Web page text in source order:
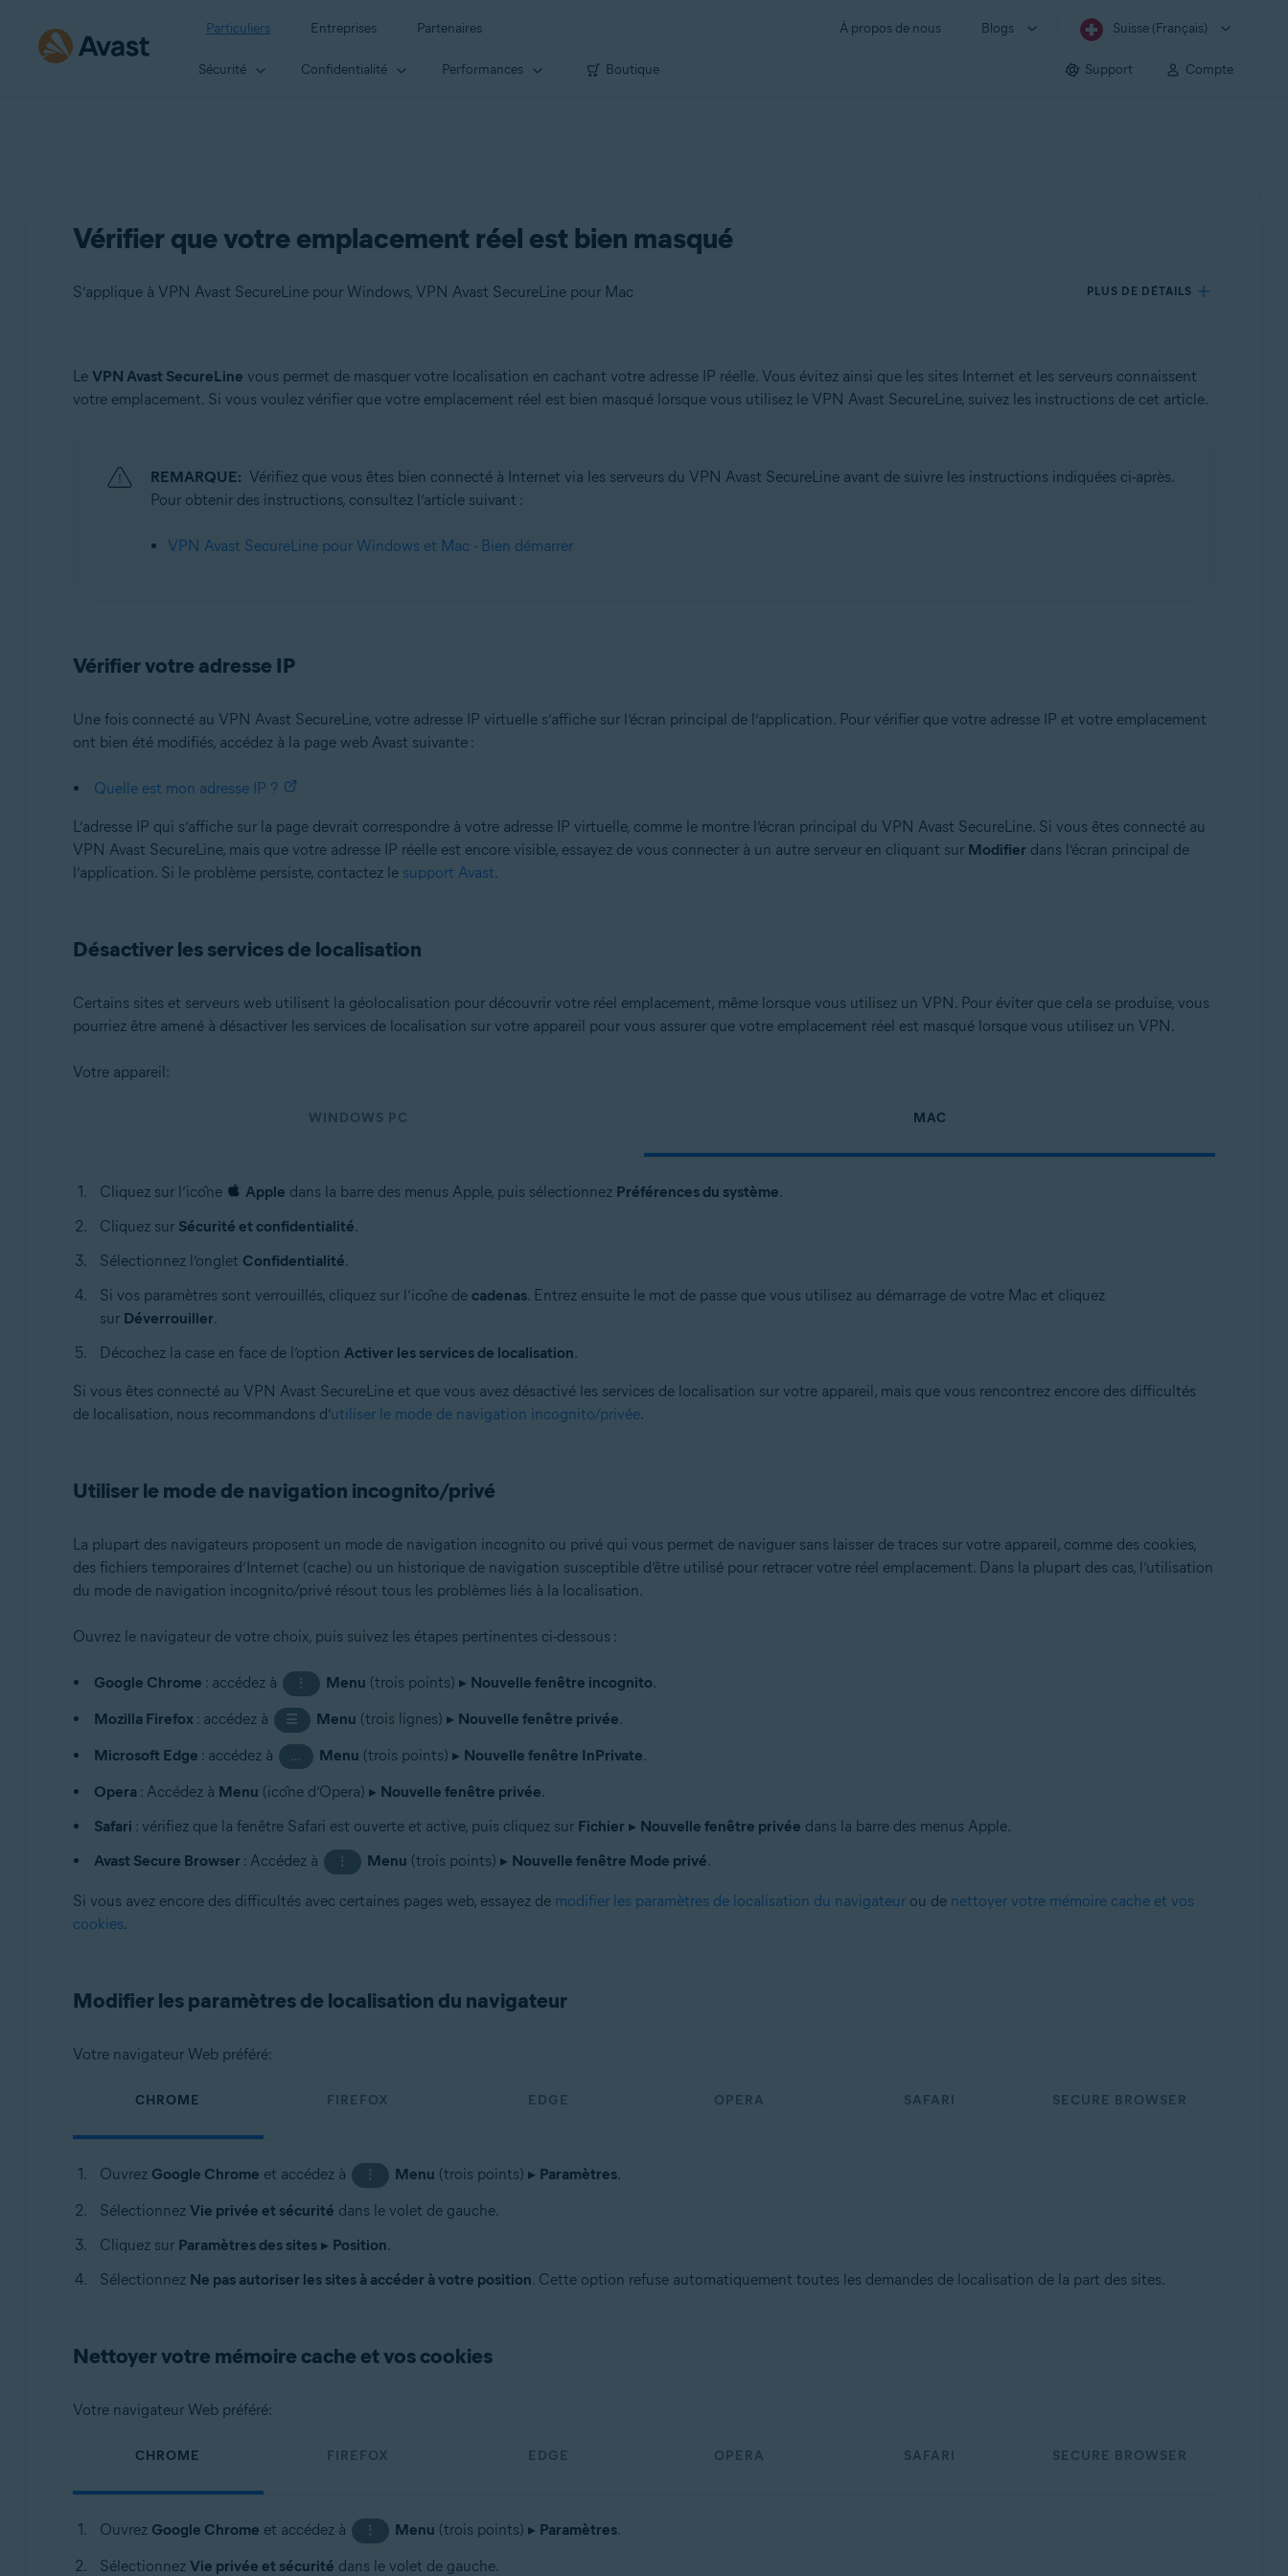
Particuliers Entreprises Partenaires À propos de nous Blogs Suisse (Français)
Sécurité Confidentialité Performances Boutique Support Compte
Vérifier que votre emplacement réel est bien masqué
S’applique à VPN Avast SecureLine pour Windows, VPN Avast SecureLine pour Mac PLUS DE DÉTAILS
Produits:
VPN Avast SecureLine 5.x pour Windows
Systèmes d'exploitation:
Microsoft Windows 11 Famille/Pro/Entreprise/Éducation
Microsoft Windows 8.1/Professionnel/Entreprise (32/64 bits)
Apple macOS 11.x (Big Sur)
Apple macOS 10.13.x (High Sierra)
Apple macOS 10.12.x (Sierra)
Le VPN Avast SecureLine vous permet de masquer votre localisation en cachant votre adresse IP réelle. Vous évitez ainsi que les sites Internet et les serveurs connaissent
votre emplacement. Si vous voulez vérifier que votre emplacement réel est bien masqué lorsque vous utilisez le VPN Avast SecureLine, suivez les instructions de cet article.
REMARQUE: Vérifiez que vous êtes bien connecté à Internet via les serveurs du VPN Avast SecureLine avant de suivre les instructions indiquées ci-après.
Pour obtenir des instructions, consultez l’article suivant :
VPN Avast SecureLine pour Windows et Mac - Bien démarrer
Vérifier votre adresse IP
Une fois connecté au VPN Avast SecureLine, votre adresse IP virtuelle s’affiche sur l’écran principal de l’application. Pour vérifier que votre adresse IP et votre emplacement
ont bien été modifiés, accédez à la page web Avast suivante :
Quelle est mon adresse IP ?
L’adresse IP qui s’affiche sur la page devrait correspondre à votre adresse IP virtuelle, comme le montre l’écran principal du VPN Avast SecureLine. Si vous êtes connecté au
VPN Avast SecureLine, mais que votre adresse IP réelle est encore visible, essayez de vous connecter à un autre serveur en cliquant sur Modifier dans l’écran principal de
l’application. Si le problème persiste, contactez le support Avast.
Désactiver les services de localisation
Certains sites et serveurs web utilisent la géolocalisation pour découvrir votre réel emplacement, même lorsque vous utilisez un VPN. Pour éviter que cela se produise, vous
pourriez être amené à désactiver les services de localisation sur votre appareil pour vous assurer que votre emplacement réel est masqué lorsque vous utilisez un VPN.
Votre appareil:
WINDOWS PC MAC
Cliquez sur l’icône Apple dans la barre des menus Apple, puis sélectionnez Préférences du système.
Cliquez sur Sécurité et confidentialité.
Sélectionnez l’onglet Confidentialité.
Si vos paramètres sont verrouillés, cliquez sur l’icône de cadenas. Entrez ensuite le mot de passe que vous utilisez au démarrage de votre Mac et cliquez
sur Déverrouiller.
Décochez la case en face de l’option Activer les services de localisation.
Si vous êtes connecté au VPN Avast SecureLine et que vous avez désactivé les services de localisation sur votre appareil, mais que vous rencontrez encore des difficultés
de localisation, nous recommandons d’utiliser le mode de navigation incognito/privée.
Utiliser le mode de navigation incognito/privé
La plupart des navigateurs proposent un mode de navigation incognito ou privé qui vous permet de naviguer sans laisser de traces sur votre appareil, comme des cookies,
des fichiers temporaires d’Internet (cache) ou un historique de navigation susceptible d’être utilisé pour retracer votre réel emplacement. Dans la plupart des cas, l’utilisation
du mode de navigation incognito/privé résout tous les problèmes liés à la localisation.
Ouvrez le navigateur de votre choix, puis suivez les étapes pertinentes ci-dessous :
Google Chrome : accédez à ⋮ Menu (trois points) ▸ Nouvelle fenêtre incognito.
Mozilla Firefox: accédez à ☰ Menu (trois lignes) ▸ Nouvelle fenêtre privée.
Microsoft Edge : accédez à … Menu (trois points) ▸ Nouvelle fenêtre InPrivate.
Opera: Accédez à Menu (icône d’Opera) ▸ Nouvelle fenêtre privée.
Safari : vérifiez que la fenêtre Safari est ouverte et active, puis cliquez sur Fichier ▸ Nouvelle fenêtre privée dans la barre des menus Apple.
Avast Secure Browser : Accédez à ⋮ Menu (trois points) ▸ Nouvelle fenêtre Mode privé.
Si vous avez encore des difficultés avec certaines pages web, essayez de modifier les paramètres de localisation du navigateurou de nettoyer votre mémoire cache et vos
cookies.
Modifier les paramètres de localisation du navigateur
Votre navigateur Web préféré:
CHROME FIREFOX EDGE OPERA SAFARI SECURE BROWSER
Ouvrez Google Chrome et accédez à ⋮ Menu (trois points) ▸ Paramètres.
Sélectionnez Vie privée et sécurité dans le volet de gauche.
Cliquez sur Paramètres des sites▸ Position.
Sélectionnez Ne pas autoriser les sites à accéder à votre position. Cette option refuse automatiquement toutes les demandes de localisation de la part des sites.
Nettoyer votre mémoire cache et vos cookies
Votre navigateur Web préféré:
CHROME FIREFOX EDGE OPERA SAFARI SECURE BROWSER
Ouvrez Google Chrome et accédez à ⋮ Menu (trois points) ▸ Paramètres.
Sélectionnez Vie privée et sécurité dans le volet de gauche.